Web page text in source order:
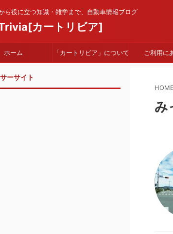
ら役に立つ知識・雑学まで、自動車情報ブログ
カートリビア]
ホーム 「カートリビア」について ご利用に
HOME
み
ーサイト